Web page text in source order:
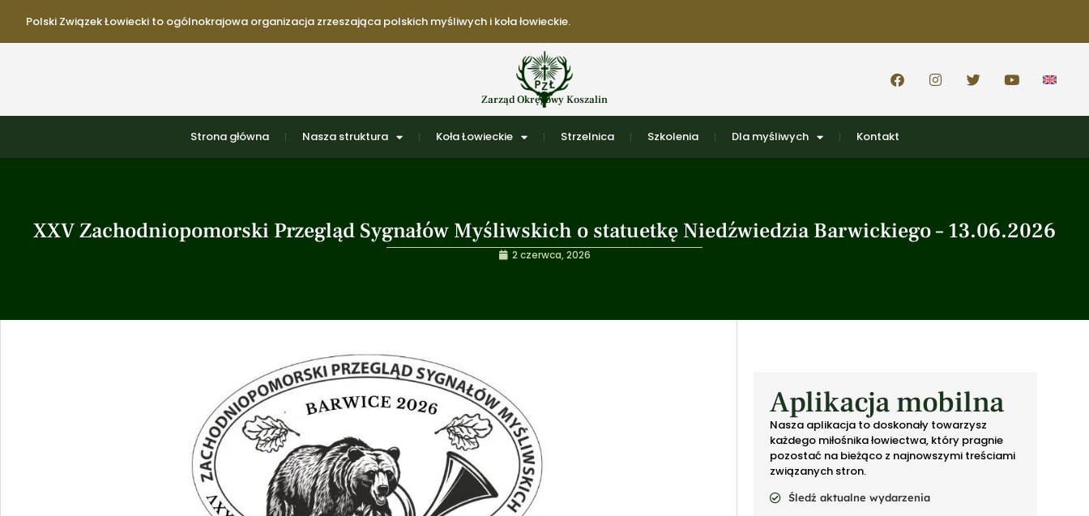
Polski Związek Łowiecki to ogólnokrajowa organizacja zrzeszająca polskich myśliwych i koła łowieckie.
Zarząd Okręgowy Koszalin
Strona główna Nasza struktura Koła Łowieckie Strzelnica Szkolenia Dla myśliwych Kontakt
XXV Zachodniopomorski Przegląd Sygnałów Myśliwskich o statuetkę Niedźwiedzia Barwickiego – 13.06.2026
2 czerwca, 2026
Aplikacja mobilna
Nasza aplikacja to doskonały towarzysz
każdego miłośnika łowiectwa, który pragnie
pozostać na bieżąco z najnowszymi treściami
związanych stron.
Śledź aktualne wydarzenia